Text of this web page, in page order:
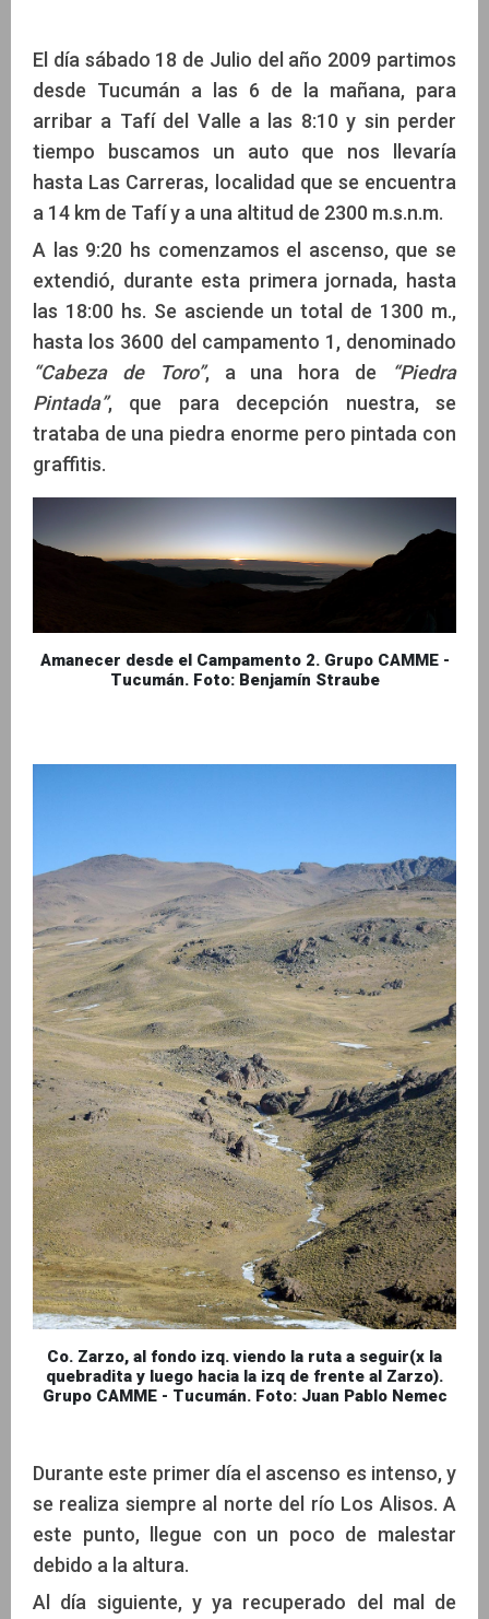
El día sábado 18 de Julio del año 2009 partimos
desde Tucumán a las 6 de la mañana, para
arribar a Tafí del Valle a las 8:10 y sin perder
tiempo buscamos un auto que nos llevaría
hasta Las Carreras, localidad que se encuentra
a 14 km de Tafí y a una altitud de 2300 m.s.n.m.
A las 9:20 hs comenzamos el ascenso, que se
extendió, durante esta primera jornada, hasta
las 18:00 hs. Se asciende un total de 1300 m.,
hasta los 3600 del campamento 1, denominado
“Cabeza de Toro”, a una hora de
“Piedra
Pintada”, que para decepción nuestra, se
trataba de una piedra enorme pero pintada con
graffitis.
Amanecer desde el Campamento 2. Grupo CAMME -
Tucumán. Foto: Benjamín Straube
Co. Zarzo, al fondo izq. viendo la ruta a seguir(x la
quebradita y luego hacia la izq de frente al Zarzo).
Grupo CAMME - Tucumán. Foto: Juan Pablo Nemec
Durante este primer día el ascenso es intenso, y
se realiza siempre al norte del río Los Alisos. A
este punto, llegue con un poco de malestar
debido a la altura.
Al día siguiente, y ya recuperado del mal de